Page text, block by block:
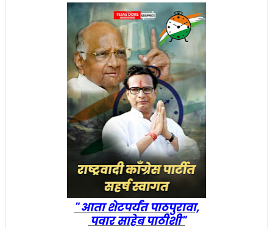
" आता शेटपर्यंत पाठपुरावा,
पवार साहेब पाठीशी"